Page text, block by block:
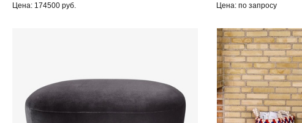
Цена: 174500 руб.
Цена: по запросу